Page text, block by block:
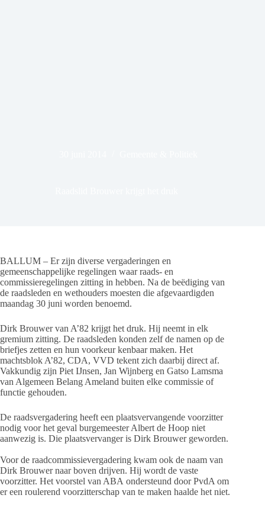
BALLUM – Er zijn diverse vergaderingen en
gemeenschappelijke regelingen waar raads- en
commissieregelingen zitting in hebben. Na de beëdiging van
de raadsleden en wethouders moesten die afgevaardigden
maandag 30 juni worden benoemd.
Dirk Brouwer van A’82 krijgt het druk. Hij neemt in elk
gremium zitting. De raadsleden konden zelf de namen op de
briefjes zetten en hun voorkeur kenbaar maken. Het
machtsblok A’82, CDA, VVD tekent zich daarbij direct af.
Vakkundig zijn Piet IJnsen, Jan Wijnberg en Gatso Lamsma
van Algemeen Belang Ameland buiten elke commissie of
functie gehouden.
De raadsvergadering heeft een plaatsvervangende voorzitter
nodig voor het geval burgemeester Albert de Hoop niet
aanwezig is. Die plaatsvervanger is Dirk Brouwer geworden.
Voor de raadcommissievergadering kwam ook de naam van
Dirk Brouwer naar boven drijven. Hij wordt de vaste
voorzitter. Het voorstel van ABA ondersteund door PvdA om
er een roulerend voorzitterschap van te maken haalde het niet.